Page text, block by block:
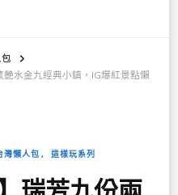
艷水金九經典小鎮，IG爆紅景點懶
灣懶人包 這樣玩系列